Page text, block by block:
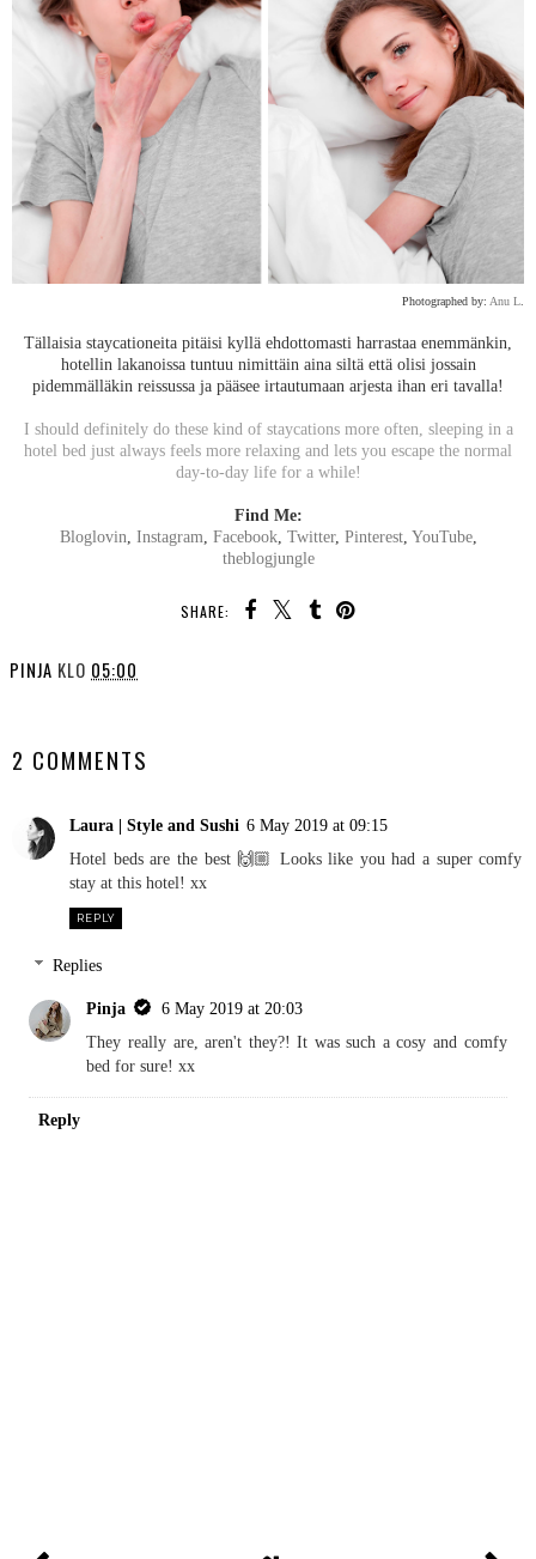
Photographed by: Anu L.
Tällaisia staycationeita pitäisi kyllä ehdottomasti harrastaa enemmänkin,
hotellin lakanoissa tuntuu nimittäin aina siltä että olisi jossain
pidemmälläkin reissussa ja pääsee irtautumaan arjesta ihan eri tavalla!
I should definitely do these kind of staycations more often, sleeping in a
hotel bed just always feels more relaxing and lets you escape the normal
day-to-day life for a while!
Find Me:
Bloglovin, Instagram, Facebook, Twitter, Pinterest, YouTube,
theblogjungle
SHARE:
PINJA KLO 05:00
2 COMMENTS
Laura | Style and Sushi 6 May 2019 at 09:15
Hotel beds are the best 🙌🏼 Looks like you had a super comfy
stay at this hotel! xx
REPLY
Replies
Pinja
6 May 2019 at 20:03
They really are, aren't they?! It was such a cosy and comfy
bed for sure! xx
Reply